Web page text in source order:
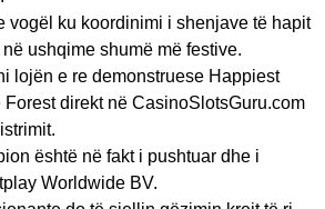
vogël ku koordinimi i shenjave të hapit
ushqime shumë më festive.
lojën e re demonstruese Happiest
Forest direkt në CasinoSlotsGuru.com
është në fakt i pushtuar dhe i
Worldwide BV.